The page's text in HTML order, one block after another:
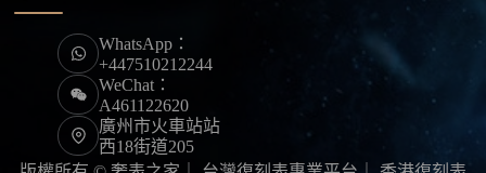
WhatsApp：
+447510212244
WeChat：
A461122620
廣州市火車站站
西18街道205